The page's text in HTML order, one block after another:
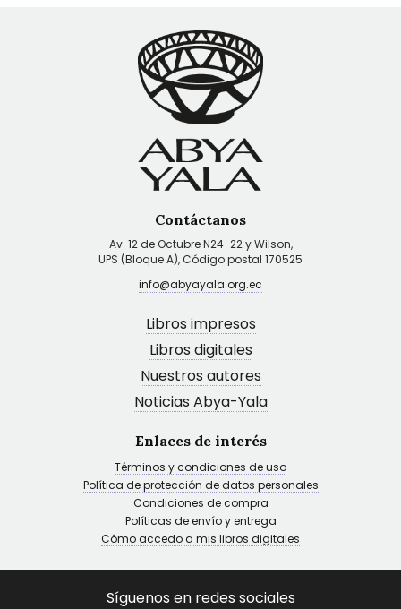
Contáctanos
Av. 12 de Octubre N24-22 y Wilson,
UPS (Bloque A), Código postal 170525
info@abyayala.org.ec
Libros impresos
Libros digitales
Nuestros autores
Noticias Abya-Yala
Enlaces de interés
Términos y condiciones de uso
Política de protección de datos personales
Condiciones de compra
Políticas de envío y entrega
Cómo accedo a mis libros digitales
Síguenos en redes sociales